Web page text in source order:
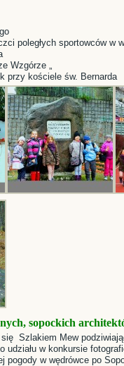
poległych sportowców w
Wzgórze „
przy kościele św. Bernarda
sopockich
się Szlakiem Mew
udziału w konkursie
pogody w wędrówce po